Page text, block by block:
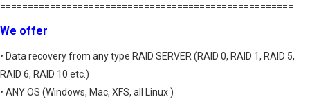
=====================================================
We offer
• Data recovery from any type RAID SERVER (RAID 0, RAID 1, RAID 5,
RAID 6, RAID 10 etc.)
• ANY OS (Windows, Mac, XFS, all Linux )